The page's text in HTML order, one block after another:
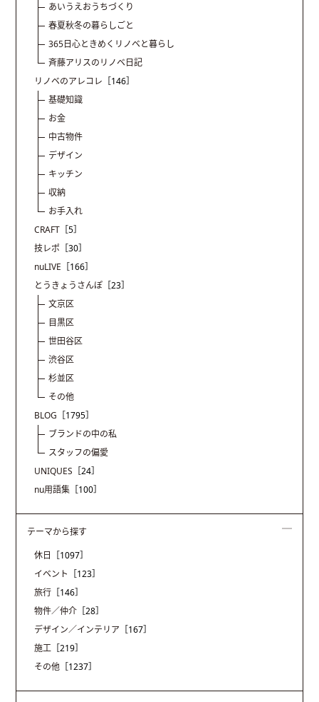
あいうえおうちづくり
春夏秋冬の暮らしごと
365日心ときめくリノベと暮らし
斉藤アリスのリノベ日記
リノベのアレコレ ［146］
基礎知識
お金
中古物件
デザイン
キッチン
収納
お手入れ
CRAFT ［5］
技レポ ［30］
nuLIVE ［166］
とうきょうさんぽ ［23］
文京区
目黒区
世田谷区
渋谷区
杉並区
その他
BLOG ［1795］
ブランドの中の私
スタッフの偏愛
UNIQUES ［24］
nu用語集 ［100］
テーマから探す
休日
［1097］
イベント
［123］
旅行 ［146］
物件／仲介 ［28］
デザイン／インテリア ［167］
施工 ［219］
その他 ［1237］